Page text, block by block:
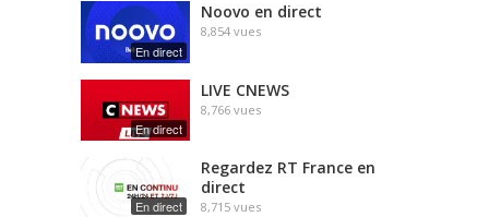
En direct
Noovo en direct
8,854 vues
En direct
LIVE CNEWS
8,766 vues
En direct
Regardez RT France en
direct
8,715 vues